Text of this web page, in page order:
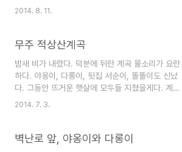
진 사료에 관심이 더 많아 보인다. 그걸 모르는 다롱
직 눌산이 가끔 사오는 통조림에 관심이 더 많다.
2014. 8. 11.
무주 적상산계곡
밤새 비가 내렸다. 덕분에 뒤란 계곡 물소리가 요란
하다. 야옹이, 다롱이, 뒷집 서순이, 똘똘이도 신났
다. 그동안 뜨거운 햇살에 모두들 지쳤을게다. 계곡
물이 다 말라 버렸을 정도니까. 빗소리가 반가웠다.
씻겨 내려갈게다. 어젯밤에 내린 비로 이만큼 물이
2014. 7. 3.
벽난로 앞, 야옹이와 다롱이